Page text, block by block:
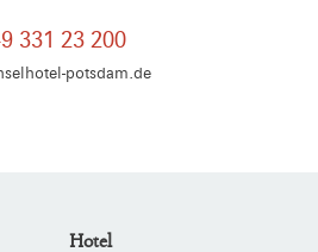
331 23 200
potsdam.de
Hotel